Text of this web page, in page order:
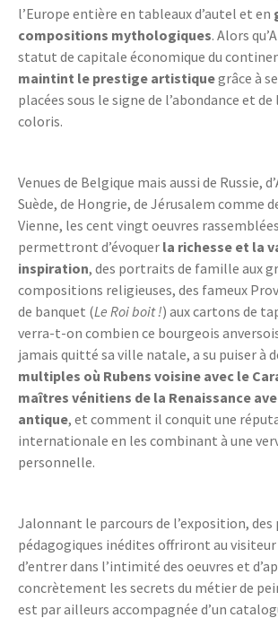
l’Europe entière en tableaux d’autel et en
compositions mythologiques. Alors
statut de capitale économique du
maintint le prestige artistiquegrâce à
placées sous le signe de l’abondance et
coloris.
Venues de Belgique mais aussi de Russie,
Suède, de Hongrie, de Jérusalem comme
Vienne, les cent vingt oeuvres
permettront d’évoquer la richesse et la
inspiration, des portraits de famille aux
compositions religieuses, des fameux
de banquet (Le Roi boit !) aux cartons de
verra-t-on combien ce bourgeois anversois
jamais quitté sa ville natale, a su puiser à
multiples où Rubens voisine avec le
maîtres vénitiens de la Renaissance
antique, et comment il conquit une
internationale en les combinant à une
personnelle.
Jalonnant le parcours de l’exposition,
pédagogiques inédites offriront au
d’entrer dans l’intimité des oeuvres et
concrètement les secrets du métier de
est par ailleurs accompagnée d’un